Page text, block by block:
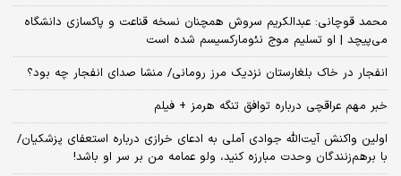
محمد قوچانی: عبدالکریم سروش همچنان نسخه قناعت و پاکسازی دانشگاه
می‌پیچد | او تسلیم موج نئومارکسیسم شده است
انفجار در خاک بلغارستان نزدیک مرز رومانی/ منشا صدای انفجار چه بود؟
خبر مهم عراقچی درباره توافق تنگه هرمز + فیلم
اولین واکنش آیت‌الله جوادی آملی به ادعای خرازی درباره استعفای پزشکیان/
با برهم‌زنندگان وحدت مبارزه کنید، ولو عمامه من بر سر او باشد!